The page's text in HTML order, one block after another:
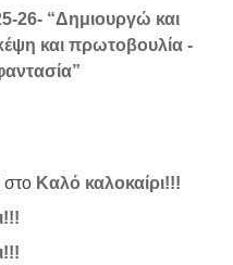
26- “Δημιουργώ και
και πρωτοβουλία -
στο Καλό καλοκαίρι!!!